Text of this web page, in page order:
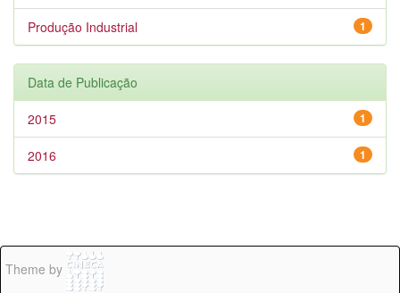
1
Produção Industrial
Data de Publicação
1
2015
1
2016
Theme by